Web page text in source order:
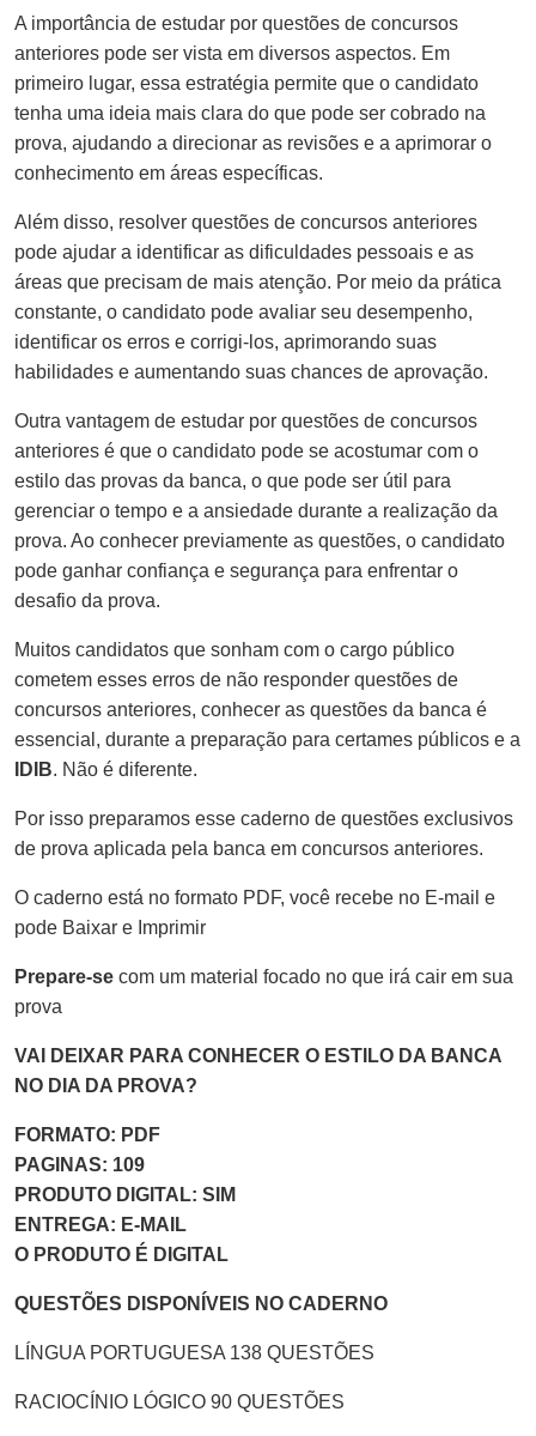
A importância de estudar por questões de concursos
anteriores pode ser vista em diversos aspectos. Em
primeiro lugar, essa estratégia permite que o candidato
tenha uma ideia mais clara do que pode ser cobrado na
prova, ajudando a direcionar as revisões e a aprimorar o
conhecimento em áreas específicas.
Além disso, resolver questões de concursos anteriores
pode ajudar a identificar as dificuldades pessoais e as
áreas que precisam de mais atenção. Por meio da prática
constante, o candidato pode avaliar seu desempenho,
identificar os erros e corrigi-los, aprimorando suas
habilidades e aumentando suas chances de aprovação.
Outra vantagem de estudar por questões de concursos
anteriores é que o candidato pode se acostumar com o
estilo das provas da banca, o que pode ser útil para
gerenciar o tempo e a ansiedade durante a realização da
prova. Ao conhecer previamente as questões, o candidato
pode ganhar confiança e segurança para enfrentar o
desafio da prova.
Muitos candidatos que sonham com o cargo público
cometem esses erros de não responder questões de
concursos anteriores, conhecer as questões da banca é
essencial, durante a preparação para certames públicos e a
IDIB. Não é diferente.
Por isso preparamos esse caderno de questões exclusivos
de prova aplicada pela banca em concursos anteriores.
O caderno está no formato PDF, você recebe no E-mail e
pode Baixar e Imprimir
Prepare-se com um material focado no que irá cair em sua
prova
VAI DEIXAR PARA CONHECER O ESTILO DA BANCA
NO DIA DA PROVA?
FORMATO: PDF
PAGINAS: 109
PRODUTO DIGITAL: SIM
ENTREGA: E-MAIL
O PRODUTO É DIGITAL
QUESTÕES DISPONÍVEIS NO CADERNO
LÍNGUA PORTUGUESA 138 QUESTÕES
RACIOCÍNIO LÓGICO 90 QUESTÕES